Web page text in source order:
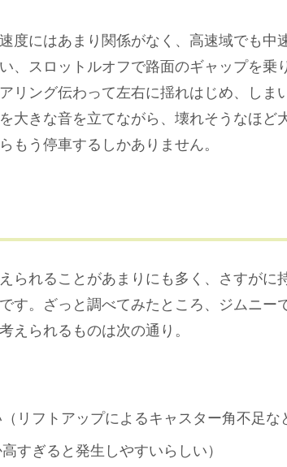
度にはあまり関係がなく、高速域でも中
、スロットルオフで路面のギャップを乗
リング伝わって左右に揺れはじめ、しま
大きな音を立てながら、壊れそうなほど
もう停車するしかありません。
られることがあまりにも多く、さすがに
す。ざっと調べてみたところ、ジムニー
えられるものは次の通り。
リフトアップによるキャスター角不足な
すぎると発生しやすいらしい）